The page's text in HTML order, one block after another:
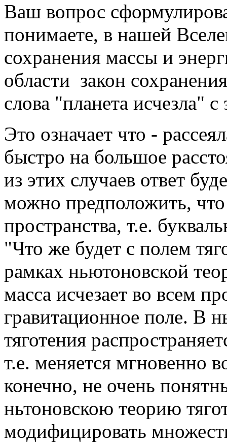
Ваш вопрос
понимаете, в нашей
сохранения массы и
области закон
слова "планета исчезла"
Это означает что -
быстро на большое
из этих случаев ответ
можно предположить,
пространства, т.е.
"Что же будет с полем
рамках ньютоновской
масса исчезает во всем
гравитационное поле. В
тяготения
т.е. меняется мгновенно
конечно, не очень
ньтоновскою теорию
модифицировать